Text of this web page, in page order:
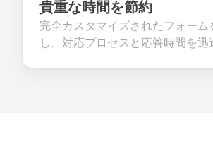
貴重な時間を節約
完全カスタマイズされたフォーム
し、対応プロセスと応答時間を迅